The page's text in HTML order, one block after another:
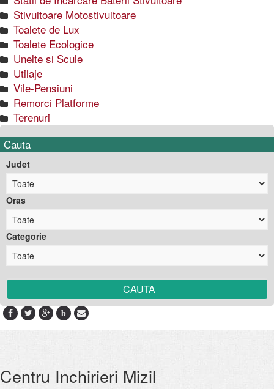
Stivuitoare Motostivuitoare
Toalete de Lux
Toalete Ecologice
Unelte si Scule
Utilaje
Vile-Pensiuni
Remorci Platforme
Terenuri
Cauta
Judet
Oras
Categorie
b
Centru Inchirieri Mizil